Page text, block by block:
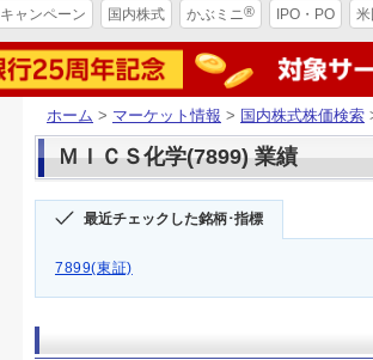
キャンペーン 国内株式 かぶミニ® IPO・PO
ホーム > マーケット情報 > 国内株式株価検索
ＭＩＣＳ化学(7899) 業績
最近チェックした銘柄･指標
7899(東証)